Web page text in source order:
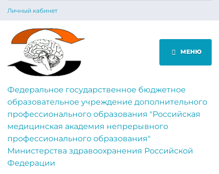
Личный кабинет
МЕНЮ
Федеральное государственное бюджетное
образовательное учреждение дополнительного
профессионального образования "Российская
медицинская академия непрерывного
профессионального образования"
Министерства здравоохранения Российской
Федерации